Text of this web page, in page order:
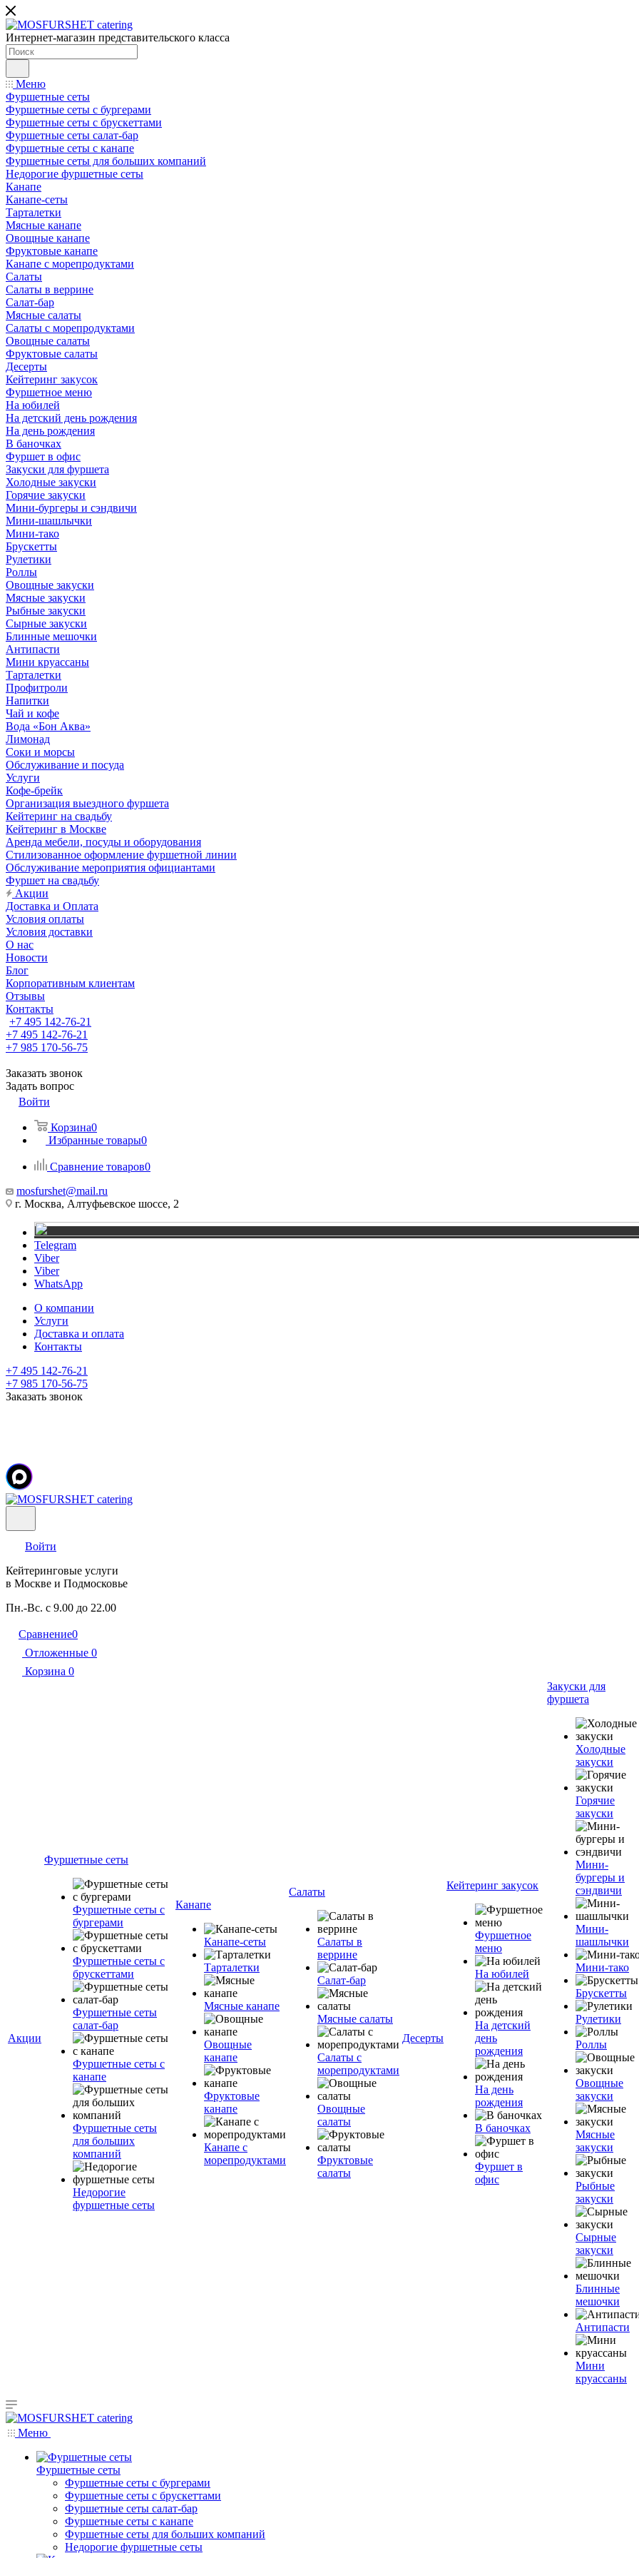
Интернет-магазин представительского класса
Меню
Фуршетные сеты
Фуршетные сеты с бургерами
Фуршетные сеты с брускеттами
Фуршетные сеты салат-бар
Фуршетные сеты с канапе
Фуршетные сеты для больших компаний
Недорогие фуршетные сеты
Канапе
Канапе-сеты
Тарталетки
Мясные канапе
Овощные канапе
Фруктовые канапе
Канапе с морепродуктами
Салаты
Салаты в веррине
Салат-бар
Мясные салаты
Салаты с морепродуктами
Овощные салаты
Фруктовые салаты
Десерты
Кейтеринг закусок
Фуршетное меню
На юбилей
На детский день рождения
На день рождения
В баночках
Фуршет в офис
Закуски для фуршета
Холодные закуски
Горячие закуски
Мини-бургеры и сэндвичи
Мини-шашлычки
Мини-тако
Брускетты
Рулетики
Роллы
Овощные закуски
Мясные закуски
Рыбные закуски
Сырные закуски
Блинные мешочки
Антипасти
Мини круассаны
Тарталетки
Профитроли
Напитки
Чай и кофе
Вода «Бон Аква»
Лимонад
Соки и морсы
Обслуживание и посуда
Услуги
Кофе-брейк
Организация выездного фуршета
Кейтеринг на свадьбу
Кейтеринг в Москве
Аренда мебели, посуды и оборудования
Стилизованное оформление фуршетной линии
Обслуживание мероприятия официантами
Фуршет на свадьбу
Акции
Доставка и Оплата
Условия оплаты
Условия доставки
О нас
Новости
Блог
Корпоративным клиентам
Отзывы
Контакты
+7 495 142-76-21
+7 495 142-76-21
+7 985 170-56-75
Заказать звонок
Задать вопрос
Войти
Корзина0
Избранные товары0
Сравнение товаров0
mosfurshet@mail.ru
г. Москва, Алтуфьевское шоссе, 2
Telegram
Viber
Viber
WhatsApp
О компании
Услуги
Доставка и оплата
Контакты
+7 495 142-76-21
+7 985 170-56-75
Заказать звонок
Войти
Кейтеринговые услуги
в Москве и Подмосковье
Пн.-Вс. с 9.00 до 22.00
Сравнение0
Отложенные 0
Корзина 0
Акции
Фуршетные сеты
Фуршетные сеты с
бургерами
Фуршетные сеты с
брускеттами
Фуршетные сеты
салат-бар
Фуршетные сеты с
канапе
Фуршетные сеты
для больших
компаний
Недорогие
фуршетные сеты
Канапе
Канапе-сеты
Тарталетки
Мясные канапе
Овощные
канапе
Фруктовые
канапе
Канапе с
морепродуктами
Салаты
Салаты в
веррине
Салат-бар
Мясные салаты
Салаты с
морепродуктами
Овощные
салаты
Фруктовые
салаты
Десерты
Кейтеринг закусок
Фуршетное
меню
На юбилей
На детский
день
рождения
На день
рождения
В баночках
Фуршет в
офис
Закуски для
фуршета
Холодные
закуски
Горячие
закуски
Мини-
бургеры и
сэндвичи
Мини-
шашлычки
Мини-тако
Брускетты
Рулетики
Роллы
Овощные
закуски
Мясные
закуски
Рыбные
закуски
Сырные
закуски
Блинные
мешочки
Антипасти
Мини
круассаны
Меню
Фуршетные сеты
Фуршетные сеты с бургерами
Фуршетные сеты с брускеттами
Фуршетные сеты салат-бар
Фуршетные сеты с канапе
Фуршетные сеты для больших компаний
Недорогие фуршетные сеты